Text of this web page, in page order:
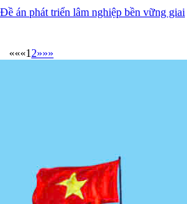
án phát triển lâm nghiệp bền vững giai
«««1 2»»»